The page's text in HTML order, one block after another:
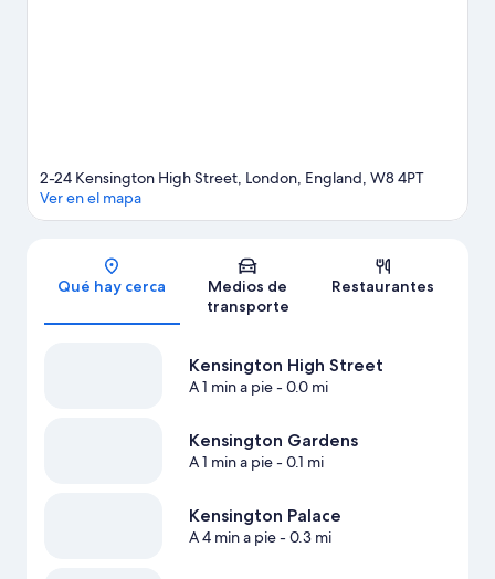
Sección del mapa
2-24 Kensington High Street, London, England, W8 4PT
Ver en el mapa
Qué hay cerca
Medios de
transporte
Restaurantes
Kensington High Street
A 1 min a pie- 0.0 mi
Kensington Gardens
A 1 min a pie- 0.1 mi
Kensington Palace
A 4 min a pie- 0.3 mi